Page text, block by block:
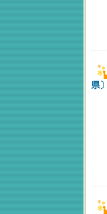
県〕